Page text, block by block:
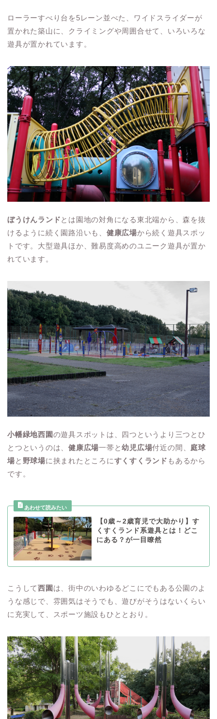
ローラーすべり台を5レーン並べた、ワイドスライダーが
置かれた築山に、クライミングや周囲合せて、いろいろな
遊具が置かれています。
ぼうけんランドとは園地の対角になる東北端から、森を抜
けるように続く園路沿いも、 健康広場から続く遊具スポッ
トです。大型遊具ほか、難易度高めのユニーク遊具が置か
れています。
小幡緑地西園の遊具スポットは、四つというより三つとひ
とつというのは、健康広場一帯と幼児広場付近の間、 庭球
場と 野球場に挟まれたところにすくすくランド もあるから
です。
【0歳～2歳育児で大助かり】す
くすくランド系遊具とは！どこ
にある？が一目瞭然
こうして西園 は、街中のいわゆるどこにでもある公園のよ
うな感じで、雰囲気はそうでも、遊びがそうはないくらい
に充実して、スポーツ施設もひととおり。